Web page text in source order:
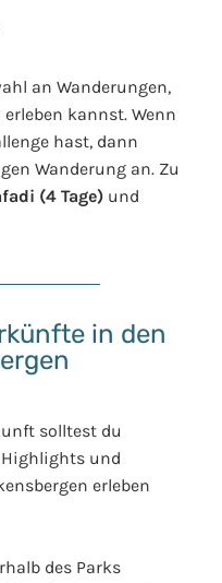
an Wanderungen,
kannst. Wenn
hast, dann
Wanderung an. Zu
(4 Tage) und
in den
solltest du
und
erleben
des Parks